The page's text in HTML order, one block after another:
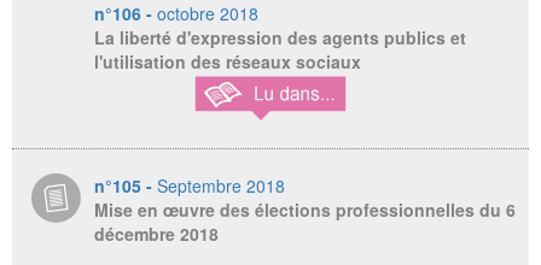
n°106 - octobre 2018
La liberté d'expression des agents publics et
l'utilisation des réseaux sociaux
n°105 - Septembre 2018
Mise en œuvre des élections professionnelles du 6
décembre 2018